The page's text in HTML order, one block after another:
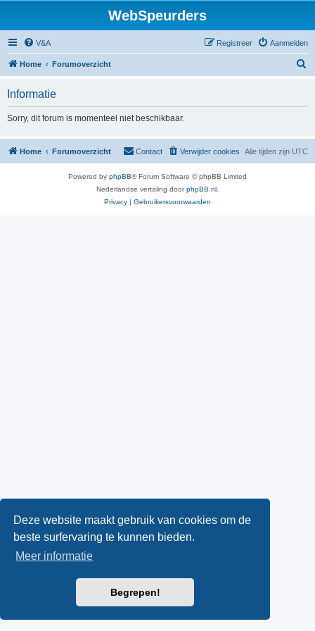
Deze website maakt gebruik van cookies om de
beste surfervaring te kunnen bieden.
Meer informatie
Begrepen!
WebSpeurders
V&A Aanmelden
Registreer
Home Forumoverzicht
Informatie
Sorry, dit forum is momenteel niet beschikbaar.
Home Forumoverzicht Alle tijden zijn UTC
Verwijder cookies
Contact
Powered by phpBB® Forum Software © phpBB Limited
Nederlandse vertaling doorphpBB.nl
Privacy | Gebruikersvoorwaarden